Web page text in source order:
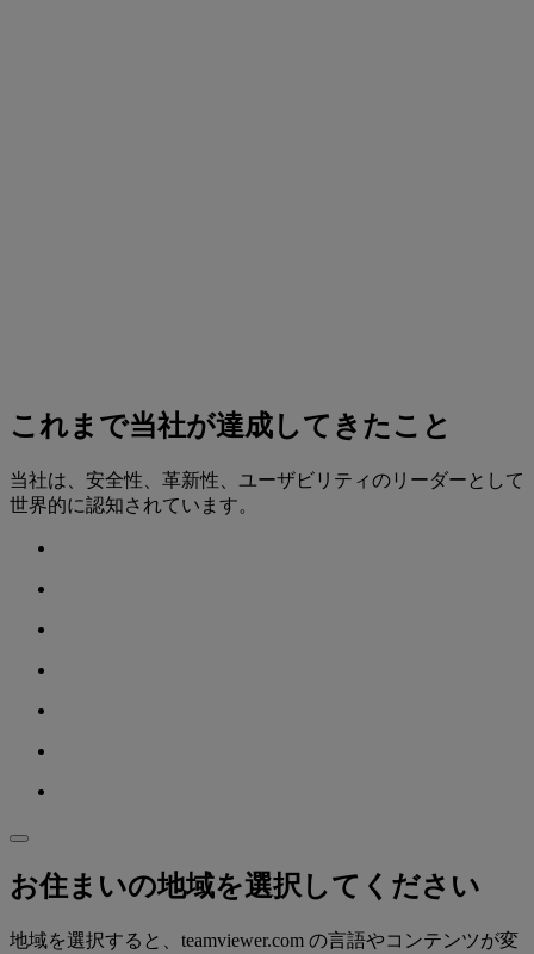
これまで当社が達成してきたこと
当社は、安全性、革新性、ユーザビリティのリーダーとして
世界的に認知されています。
お住まいの地域を選択してください
地域を選択すると、teamviewer.com の言語やコンテンツが変